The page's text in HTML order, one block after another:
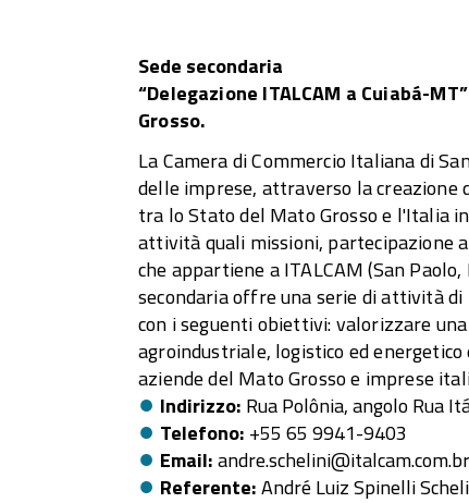
Sede secondaria
“Delegazione ITALCAM a Cuiabá-
Grosso.
La Camera di Commercio Italiana di
delle imprese, attraverso la creazione
tra lo Stato del Mato Grosso e l'Italia
attività quali missioni, partecipazione
che appartiene a ITALCAM (San
secondaria offre una serie di attività
con i seguenti obiettivi: valorizzare
agroindustriale, logistico ed
aziende del Mato Grosso e imprese
Indirizzo Rua Polônia, angolo Rua
Telefono +55 65 9941-9403
Email andre.schelini@italcam.com.br
Referente André Luiz Spinelli